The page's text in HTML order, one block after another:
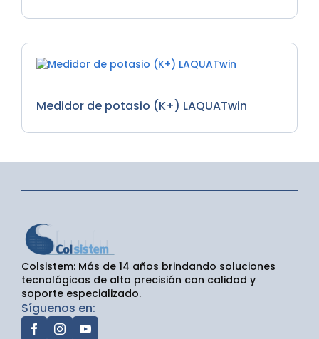
Medidor de potasio (K+) LAQUATwin
Colsistem: Más de 14 años brindando soluciones
tecnológicas de alta precisión con calidad y
soporte especializado.
Síguenos en: